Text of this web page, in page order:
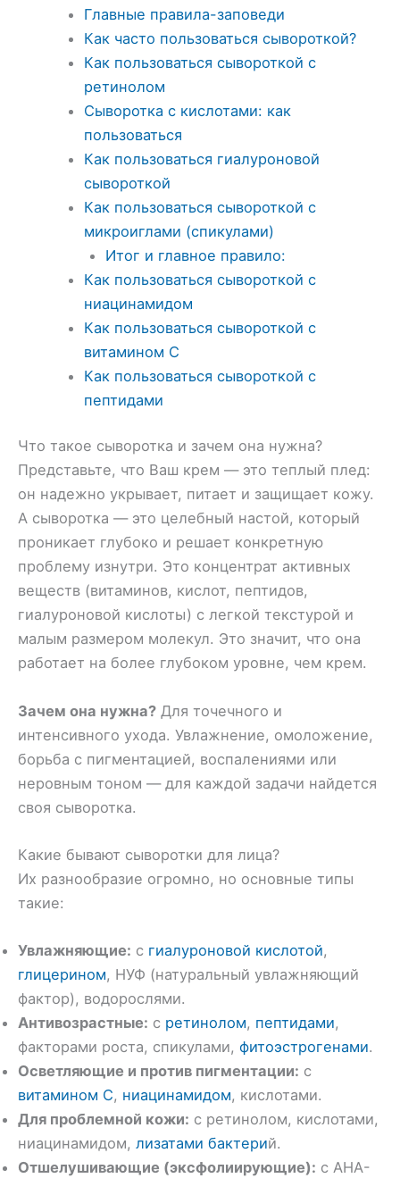
Главные правила-заповеди
Как часто пользоваться сывороткой?
Как пользоваться сывороткой с
ретинолом
Сыворотка с кислотами: как
пользоваться
Как пользоваться гиалуроновой
сывороткой
Как пользоваться сывороткой с
микроиглами (спикулами)
Итог и главное правило:
Как пользоваться сывороткой с
ниацинамидом
Как пользоваться сывороткой с
витамином С
Как пользоваться сывороткой с
пептидами
Что такое сыворотка и зачем она нужна?
Представьте, что Ваш крем — это теплый плед:
он надежно укрывает, питает и защищает кожу.
А сыворотка — это целебный настой, который
проникает глубоко и решает конкретную
проблему изнутри. Это концентрат активных
веществ (витаминов, кислот, пептидов,
гиалуроновой кислоты) с легкой текстурой и
малым размером молекул. Это значит, что она
работает на более глубоком уровне, чем крем.
Зачем она нужна? Для точечного и
интенсивного ухода. Увлажнение, омоложение,
борьба с пигментацией, воспалениями или
неровным тоном — для каждой задачи найдется
своя сыворотка.
Какие бывают сыворотки для лица?
Их разнообразие огромно, но основные типы
такие:
Увлажняющие: с гиалуроновой кислотой,
глицерином, НУФ (натуральный увлажняющий
фактор), водорослями.
Антивозрастные: с ретинолом, пептидами,
факторами роста, спикулами, фитоэстрогенами.
Осветляющие и против пигментации: с
витамином С, ниацинамидом, кислотами.
Для проблемной кожи: с ретинолом, кислотами,
ниацинамидом, лизатами бактерий.
Отшелушивающие (эксфолиирующие): с AHA-